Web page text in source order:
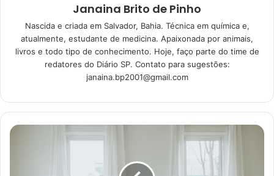
Aprenda como plantar cebola em
balde ou direto na terra sem
dificuldade
06/01/2023
Janaina Brito de Pinho
Nascida e criada em Salvador, Bahia. Técnica em química e,
atualmente, estudante de medicina. Apaixonada por animais,
livros e todo tipo de conhecimento. Hoje, faço parte do time de
redatores do Diário SP. Contato para sugestões:
janaina.bp2001@gmail.com